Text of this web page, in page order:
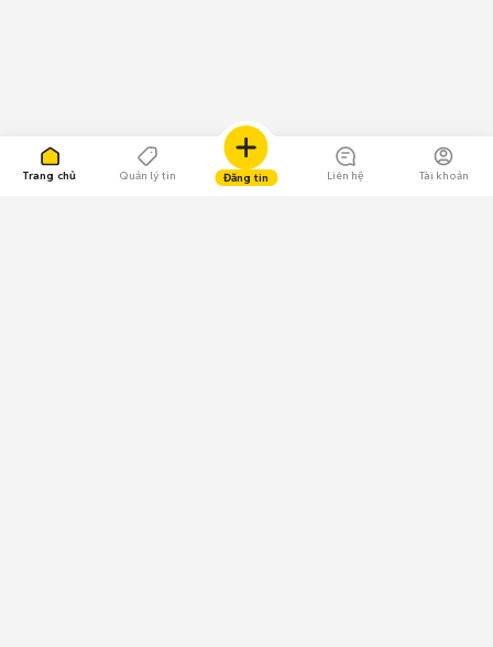
Trang chủ Quản lý tin Đăng tin Liên hệ Tài khoản